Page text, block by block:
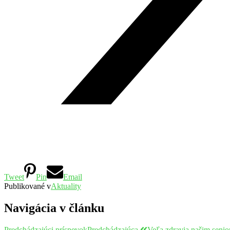
Tweet Pin
Email
Publikované vAktuality
Navigácia v článku